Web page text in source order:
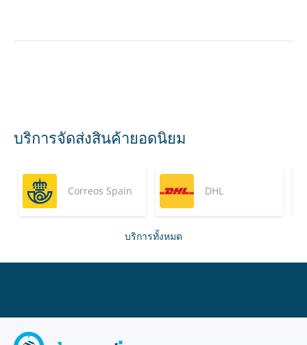
บริการจัดส่งสินค้ายอดนิยม
Correos Spain DHL
บริการทั้งหมด